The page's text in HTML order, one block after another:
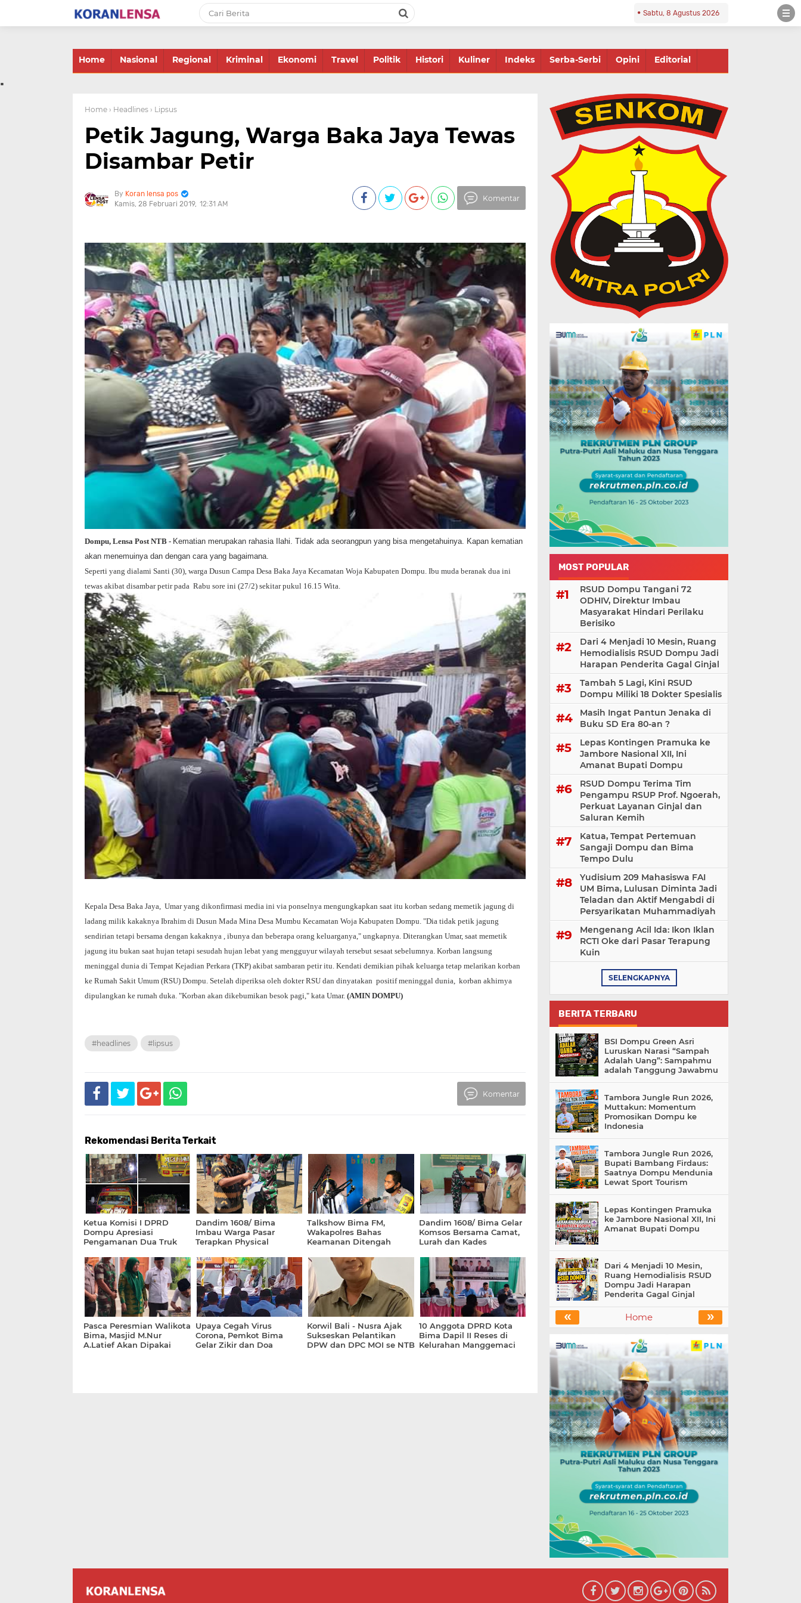
Sabtu, 8 Agustus 2026
Home Nasional Regional Kriminal Ekonomi Travel Politik Histori Kuliner Indeks Serba-Serbi Opini Editorial
.
Home › Headlines › Lipsus
Petik Jagung, Warga Baka Jaya Tewas
Disambar Petir
Koran lensa pos
Kamis, 28 Februari 2019 12:31 AM
Komentar
Dompu, Lensa Post NTB - Kematian merupakan rahasia Ilahi. Tidak ada seorangpun yang bisa mengetahuinya. Kapan kematian
akan menemuinya dan dengan cara yang bagaimana.
Seperti yang dialami Santi (30), warga Dusun Campa Desa Baka Jaya Kecamatan Woja Kabupaten Dompu. Ibu muda beranak dua ini
tewas akibat disambar petir pada Rabu sore ini (27/2) sekitar pukul 16.15 Wita.
Kepala Desa Baka Jaya, Umar yang dikonfirmasi media ini via ponselnya mengungkapkan saat itu korban sedang memetik jagung di
ladang milik kakaknya Ibrahim di Dusun Mada Mina Desa Mumbu Kecamatan Woja Kabupaten Dompu. "Dia tidak petik jagung
sendirian tetapi bersama dengan kakaknya , ibunya dan beberapa orang keluarganya," ungkapnya. Diterangkan Umar, saat memetik
jagung itu bukan saat hujan tetapi sesudah hujan lebat yang mengguyur wilayah tersebut sesaat sebelumnya. Korban langsung
meninggal dunia di Tempat Kejadian Perkara (TKP) akibat sambaran petir itu. Kendati demikian pihak keluarga tetap melarikan korban
ke Rumah Sakit Umum (RSU) Dompu. Setelah diperiksa oleh dokter RSU dan dinyatakan positif meninggal dunia, korban akhirnya
dipulangkan ke rumah duka. "Korban akan dikebumikan besok pagi," kata Umar. (AMIN DOMPU)
#headlines #lipsus
Komentar
Rekomendasi Berita Terkait
Ketua Komisi I DPRD
Dompu Apresiasi
Pengamanan Dua Truk
Aparat Polsek Kempo
Dandim 1608/ Bima
Imbau Warga Pasar
Terapkan Physical
Talkshow Bima FM,
Wakapolres Bahas
Keamanan Ditengah
New Normal
Dandim 1608/ Bima Gelar
Komsos Bersama Camat,
Lurah dan Kades
Pasca Peresmian Walikota
Bima, Masjid M.Nur
A.Latief Akan Dipakai
Upaya Cegah Virus
Corona, Pemkot Bima
Gelar Zikir dan Doa
Korwil Bali - Nusra Ajak
Sukseskan Pelantikan
DPW dan DPC MOI se NTB
10 Anggota DPRD Kota
Bima Dapil II Reses di
Kelurahan Manggemaci
MOST POPULAR
RSUD Dompu Tangani 72
ODHIV, Direktur Imbau
Masyarakat Hindari Perilaku
Berisiko
Dari 4 Menjadi 10 Mesin, Ruang
Hemodialisis RSUD Dompu Jadi
Harapan Penderita Gagal Ginjal
Tambah 5 Lagi, Kini RSUD
Dompu Miliki 18 Dokter Spesialis
Masih Ingat Pantun Jenaka di
Buku SD Era 80-an ?
Lepas Kontingen Pramuka ke
Jambore Nasional XII, Ini
Amanat Bupati Dompu
RSUD Dompu Terima Tim
Pengampu RSUP Prof. Ngoerah,
Perkuat Layanan Ginjal dan
Saluran Kemih
Katua, Tempat Pertemuan
Sangaji Dompu dan Bima
Tempo Dulu
Yudisium 209 Mahasiswa FAI
UM Bima, Lulusan Diminta Jadi
Teladan dan Aktif Mengabdi di
Persyarikatan Muhammadiyah
Mengenang Acil Ida: Ikon Iklan
RCTI Oke dari Pasar Terapung
Kuin
SELENGKAPNYA
BERITA TERBARU
BSI Dompu Green Asri
Luruskan Narasi “Sampah
Adalah Uang”: Sampahmu
adalah Tanggung Jawabmu
Tambora Jungle Run 2026,
Muttakun: Momentum
Promosikan Dompu ke
Indonesia
Tambora Jungle Run 2026,
Bupati Bambang Firdaus:
Saatnya Dompu Mendunia
Lewat Sport Tourism
Lepas Kontingen Pramuka
ke Jambore Nasional XII, Ini
Amanat Bupati Dompu
Dari 4 Menjadi 10 Mesin,
Ruang Hemodialisis RSUD
Dompu Jadi Harapan
Penderita Gagal Ginjal
« »
Home